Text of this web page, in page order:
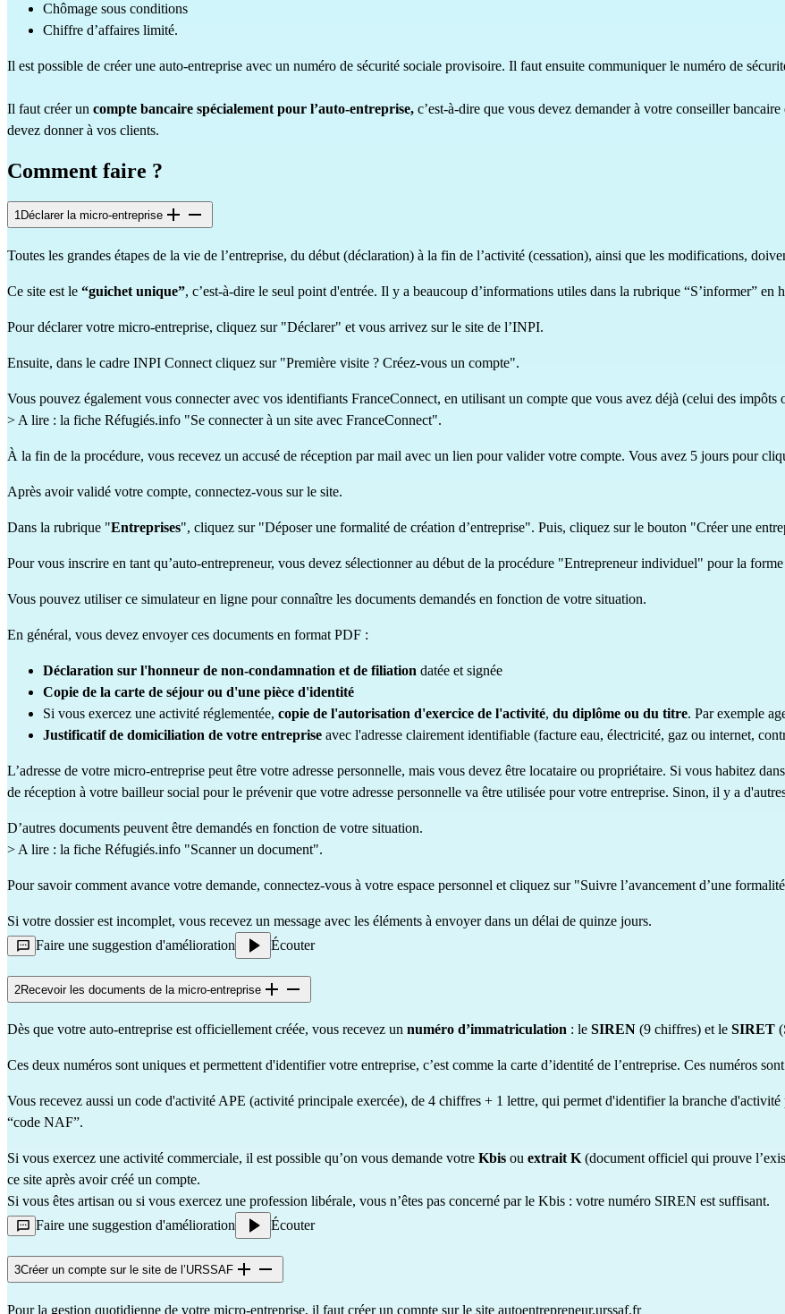
Chômage sous conditions
Chiffre d’affaires limité.
Il est possible de créer une auto-entreprise avec un numéro de sécurité sociale provisoire. Il faut ensuite communiquer le numéro de
Il faut créer un compte bancaire spécialement pour l’auto-entreprise, c’est-à-dire que vous devez demander à votre conseiller
devez donner à vos clients.
Comment faire ?
1Déclarer la micro-entreprise
Toutes les grandes étapes de la vie de l’entreprise, du début (déclaration) à la fin de l’activité (cessation), ainsi que les modifications,
Ce site est le “guichet unique”, c’est-à-dire le seul point d'entrée. Il y a beaucoup d’informations utiles dans la rubrique “S’informer” en
Pour déclarer votre micro-entreprise, cliquez sur "Déclarer" et vous arrivez sur le site de l’INPI.
Ensuite, dans le cadre INPI Connect cliquez sur "Première visite ? Créez-vous un compte".
Vous pouvez également vous connecter avec vos identifiants FranceConnect, en utilisant un compte que vous avez déjà (celui des impôts
> A lire : la fiche Réfugiés.info "Se connecter à un site avec FranceConnect".
À la fin de la procédure, vous recevez un accusé de réception par mail avec un lien pour valider votre compte. Vous avez 5 jours pour
Après avoir validé votre compte, connectez-vous sur le site.
Dans la rubrique "Entreprises", cliquez sur "Déposer une formalité de création d’entreprise". Puis, cliquez sur le bouton "Créer une
Pour vous inscrire en tant qu’auto-entrepreneur, vous devez sélectionner au début de la procédure "Entrepreneur individuel" pour la forme
Vous pouvez utiliserce simulateur en ligne pour connaître les documents demandés en fonction de votre situation.
En général, vous devez envoyer ces documents en format PDF :
Déclaration sur l'honneur de non-condamnation et de filiation datée et signée
Copie de la carte de séjour ou d'une pièce d'identité
Si vous exercez une activité réglementée, copie de l'autorisation d'exercice de l'activité, du diplôme ou du titre. Par exemple
Justificatif de domiciliation de votre entreprise avec l'adresse clairement identifiable (facture eau, électricité, gaz ou internet,
L’adresse de votre micro-entreprise peut être votre adresse personnelle, mais vous devez être locataire ou propriétaire. Si vous habitez
de réception à votre bailleur social pour le prévenir que votre adresse personnelle va être utilisée pour votre entreprise. Sinon, il y a
D’autres documents peuvent être demandés en fonction de votre situation.
> A lire : la fiche Réfugiés.info "Scanner un document".
Pour savoir comment avance votre demande, connectez-vous à votre espace personnel et cliquez sur "Suivre l’avancement d’une
Si votre dossier est incomplet, vous recevez un message avec les éléments à envoyer dans un délai de quinze jours.
Faire une suggestion d'amélioration
Écouter
2Recevoir les documents de la micro-entreprise
Dès que votre auto-entreprise est officiellement créée, vous recevez un numéro d’immatriculation : le SIREN (9 chiffres) et le SIRET
Ces deux numéros sont uniques et permettent d'identifier votre entreprise, c’est comme la carte d’identité de l’entreprise. Ces numéros
Vous recevez aussi un code d'activité APE (activité principale exercée), de 4 chiffres + 1 lettre, qui permet d'identifier la branche
“code NAF”.
Si vous exercez une activité commerciale, il est possible qu’on vous demande votre Kbis ou extrait K(document officiel qui prouve
ce site après avoir créé un compte.
Si vous êtes artisan ou si vous exercez une profession libérale, vous n’êtes pas concerné par le Kbis : votre numéro SIREN est suffisant.
Faire une suggestion d'amélioration
Écouter
3Créer un compte sur le site de l’URSSAF
Pour la gestion quotidienne de votre micro-entreprise, il faut créer un compte sur le site autoentrepreneur.urssaf.fr